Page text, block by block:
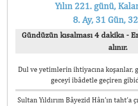
Yılın 221. günü,
8. Ay, 31 Gün,
Gündüzün kısalması 4 dakika -
alınır.
Dul ve yetimlerin ihtiyacına koşanlar,
geceyi ibâdetle geçiren
Sultan Yıldırım Bâyezid Hân’ın taht’a